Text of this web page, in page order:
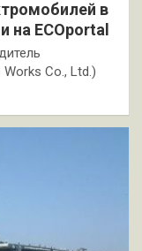
в
на ECOportal
Co., Ltd.)